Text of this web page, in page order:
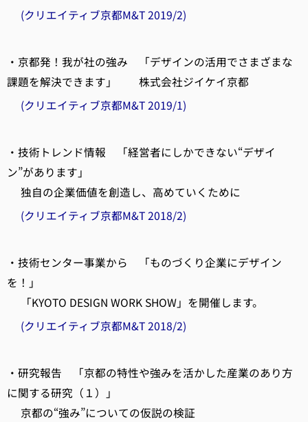
(クリエイティブ京都M&T 2019/2)
・京都発！我が社の強み 「デザインの活用でさまざまな
課題を解決できます」 株式会社ジイケイ京都
(クリエイティブ京都M&T 2019/1)
・技術トレンド情報 「経営者にしかできない“デザイ
ン”があります」
独自の企業価値を創造し、高めていくために
(クリエイティブ京都M&T 2018/2)
・技術センター事業から 「ものづくり企業にデザイン
を！」
「KYOTO DESIGN WORK SHOW」を開催します。
(クリエイティブ京都M&T 2018/2)
・研究報告 「京都の特性や強みを活かした産業のあり方
に関する研究（１）」
京都の“強み”についての仮説の検証